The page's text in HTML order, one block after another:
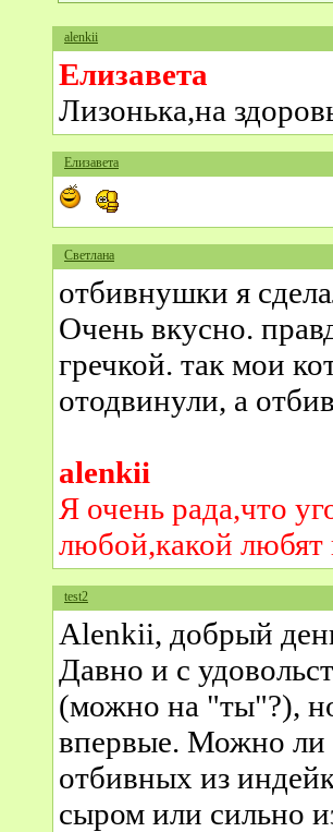
alenkii
Елизавета
Лизонька,на
Елизавета
Светлана
отбивнушки я
Очень вкусно.
гречкой. так мои
отодвинули, а
alenkii
Я очень рада,что
любой,какой
test2
Alenkii, добрый
Давно и с
(можно на "ты"?),
впервые. Можно ли
отбивных из
сыром или сильно